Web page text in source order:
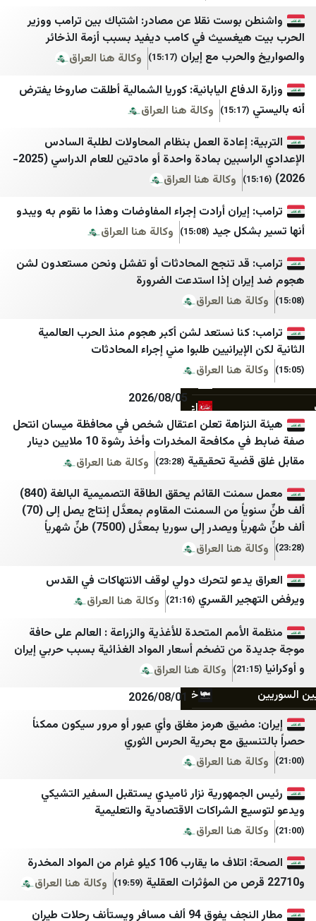
خبرگزاری تسنیم
خبرگزاری صدا و سیم
خبرگزاری فارس
خبرگزاری مهر
ایسنا
اخبار فوری
فرارو
اصلاحات‌ نیوز
خبر فوری
Mypersia | ايران من
آفتاب نیوز
اتاق اصناف تهران
اخبار فوری / مهم 🔖
اعتماد آنلاین
اقتصاد آنلاین
انتخاب
ایبنا
ایران اکونا
ایسکانیوز
باشگاه خبرنگاران جوان
بلومبرگ فارسی
بین المللی اهل بیت (ع)
خبرگزاری ایکنا
پانا
پایگاه اطلاع رسانی مهرصبا
تابناک
تقريب
تیتربرتر
جمهور
اليوم الثامن
درع الجنوب
يافع نيوز
وكالة قدس نت للأنباء
قناة فلسطين اليوم
بانيت
كل العرب
شبكة يافا الإخبارية
فلسطين بوست
شهاب
المركز الفلسطيني للإعلام
تلفزيون فلسطين
قناة الاقصئ
غزة الان
فتح
سرايا القدس الإعلام الحربي
شبكة الأخبار الفلسطينية
فلسطين أون لاين
أمد للإعلام
إذاعة صوت الغد
نقلا عن مصادر: اشتباك بين ترامب ووزير
في كامب ديفيد بسبب أزمة الذخائر
مع إيران (15:17)
وكالة هنا العراق
اليابانية: كوريا الشمالية أطلقت صاروخا يفترض
وكالة هنا العراق
إعادة العمل بنظام المحاولات لطلبة السادس
الإعدادي الراسبين بمادة واحدة أو مادتين للعام الدراسي (2025-
وكالة هنا العراق
أرادت إجراء المفاوضات وهذا ما نقوم به ويبدو
جيد (15:08)
وكالة هنا العراق
تنجح المحادثات أو تفشل ونحن مستعدون لشن
إذا استدعت الضرورة
هنا العراق
نستعد لشن أكبر هجوم منذ الحرب العالمية
طلبوا مني إجراء المحادثات
هنا العراق
2026/08/05
تعلن اعتقال شخص في محافظة ميسان انتحل
صفة ضابط في مكافحة المخدرات وأخذ رشوة 10 ملايين دينار
تحقيقية (23:28)
وكالة هنا العراق
معمل سمنت القائم يحقق الطاقة التصميمية البالغة (840)
ألف طنٍّ سنوياً من السمنت المقاوم بمعدَّل إنتاج يصل إلى (70)
إلى سوريا بمعدَّل (7500) طنٍّ شهرياً
هنا العراق
لتحرك دولي لوقف الانتهاكات في القدس
القسري (21:16)
وكالة هنا العراق
المتحدة للأغذية والزراعة : العالم على حافة
تضخم أسعار المواد الغذائية بسبب حربي إيران
وكالة هنا العراق
2026/08/01
هرمز مغلق وأي عبور أو مرور سيكون ممكناً
مع بحرية الحرس الثوري
هنا العراق
نزار ئاميدي يستقبل السفير التشيكي
الشراكات الاقتصادية والتعليمية
هنا العراق
الصحة: اتلاف ما يقارب 106 كيلو غرام من المواد المخدرة
(19:59)
وكالة هنا العراق
مطار النجف يفوق 94 ألف مسافر ويستأنف رحلات طيران